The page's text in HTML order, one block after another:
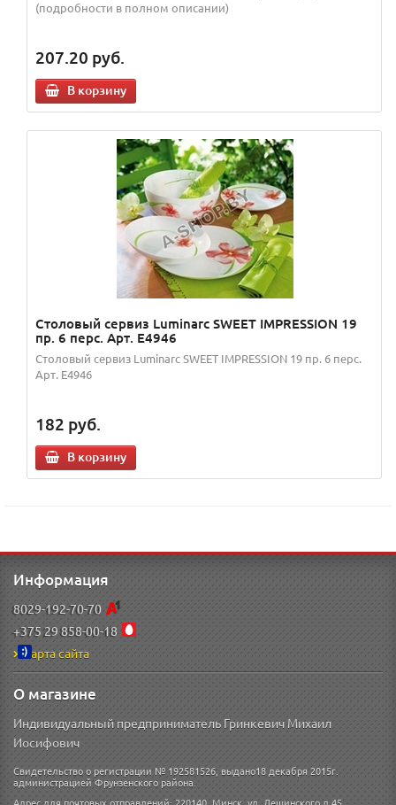
(подробности в полном описании)
207.20 руб.
В корзину
Столовый сервиз Luminarc SWEET IMPRESSION 19
пр. 6 перс. Арт. E4946
Столовый сервиз Luminarc SWEET IMPRESSION 19 пр. 6 перс.
Арт. E4946
182 руб.
В корзину
Информация
8029-192-70-70
+375 29 858-00-18
Карта сайта
О магазине
Индивидуальный предприниматель Гринкевич Михаил
Иосифович
Свидетельство о регистрации № 192581526, выдано18 декабря 2015г.
администрацией Фрунзенского района.
Адрес для почтовых отправлений: 220140, Минск, ул. Лещинского д 45.